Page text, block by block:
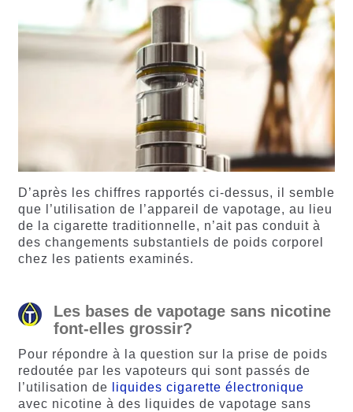
D’après les chiffres rapportés ci-dessus, il semble
que l’utilisation de l’appareil de vapotage, au lieu
de la cigarette traditionnelle, n’ait pas conduit à
des changements substantiels de poids corporel
chez les patients examinés.
Les bases de vapotage sans nicotine
font-elles grossir?
Pour répondre à la question sur la prise de poids
redoutée par les vapoteurs qui sont passés de
l’utilisation de
liquides cigarette électronique
avec nicotine à des liquides de vapotage sans